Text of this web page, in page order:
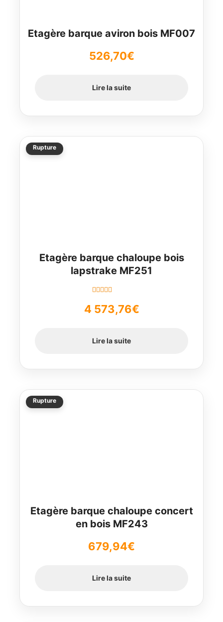
Etagère barque aviron bois MF007
526,70€
Lire la suite
Rupture
Etagère barque chaloupe bois
lapstrake MF251
5
4 573,76€
Lire la suite
Rupture
Etagère barque chaloupe concert
en bois MF243
679,94€
Lire la suite